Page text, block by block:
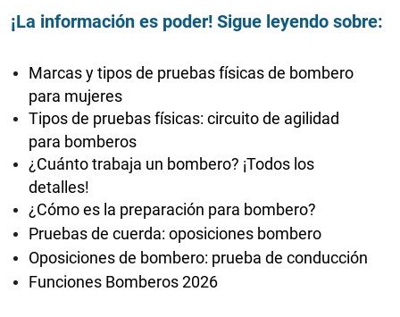
¡La información es poder! Sigue leyendo sobre:
Marcas y tipos de pruebas físicas de bombero
para mujeres
Tipos de pruebas físicas: circuito de agilidad
para bomberos
¿Cuánto trabaja un bombero? ¡Todos los
detalles!
¿Cómo es la preparación para bombero?
Pruebas de cuerda: oposiciones bombero
Oposiciones de bombero: prueba de conducción
Funciones Bomberos 2026